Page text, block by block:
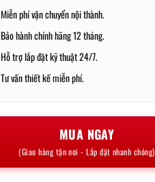
Miễn phí vận chuyển nội thành.
Bảo hành chính hãng 12 tháng.
Hỗ trợ lắp đặt kỹ thuật 24/7.
Tư vấn thiết kế miễn phí.
MUA NGAY
(Giao hàng tận nơi - Lắp đặt nhanh chóng)